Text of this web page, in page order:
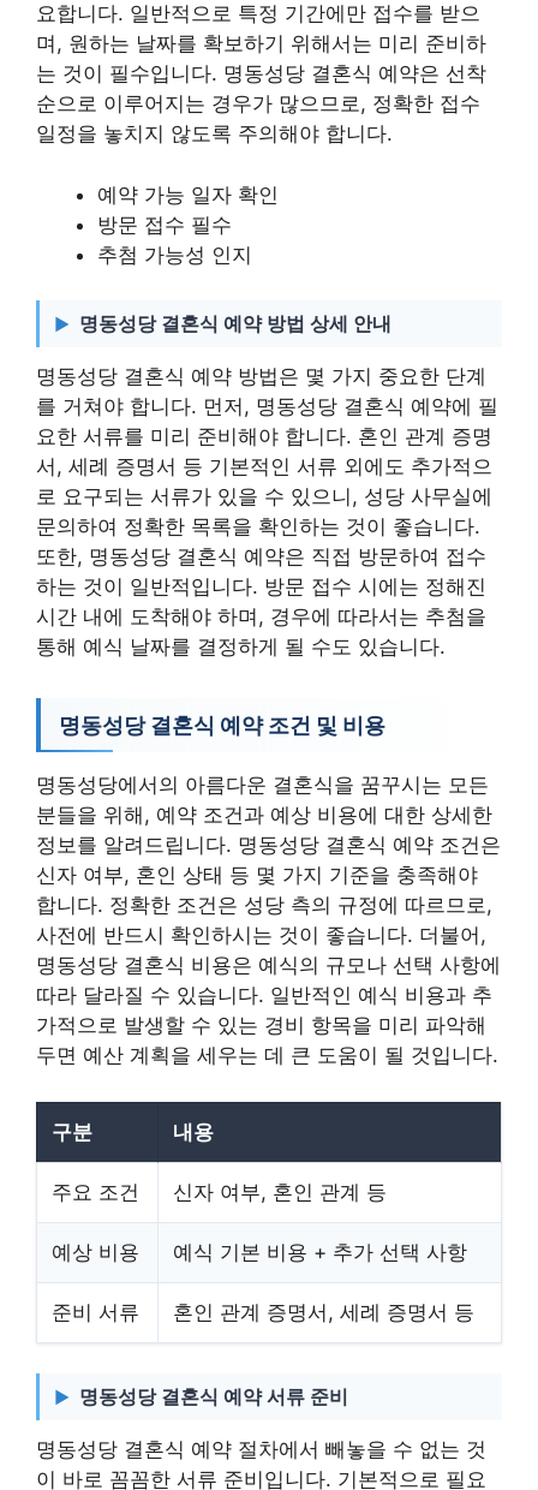
요합니다. 일반적으로 특정 기간에만 접수를 받으
며, 원하는 날짜를 확보하기 위해서는 미리 준비하
는 것이 필수입니다. 명동성당 결혼식 예약은 선착
순으로 이루어지는 경우가 많으므로, 정확한 접수
일정을 놓치지 않도록 주의해야 합니다.
예약 가능 일자 확인
방문 접수 필수
추첨 가능성 인지
명동성당 결혼식 예약 방법 상세 안내
명동성당 결혼식 예약 방법은 몇 가지 중요한 단계
를 거쳐야 합니다. 먼저, 명동성당 결혼식 예약에 필
요한 서류를 미리 준비해야 합니다. 혼인 관계 증명
서, 세례 증명서 등 기본적인 서류 외에도 추가적으
로 요구되는 서류가 있을 수 있으니, 성당 사무실에
문의하여 정확한 목록을 확인하는 것이 좋습니다.
또한, 명동성당 결혼식 예약은 직접 방문하여 접수
하는 것이 일반적입니다. 방문 접수 시에는 정해진
시간 내에 도착해야 하며, 경우에 따라서는 추첨을
통해 예식 날짜를 결정하게 될 수도 있습니다.
명동성당 결혼식 예약 조건 및 비용
명동성당에서의 아름다운 결혼식을 꿈꾸시는 모든
분들을 위해, 예약 조건과 예상 비용에 대한 상세한
정보를 알려드립니다. 명동성당 결혼식 예약 조건은
신자 여부, 혼인 상태 등 몇 가지 기준을 충족해야
합니다. 정확한 조건은 성당 측의 규정에 따르므로,
사전에 반드시 확인하시는 것이 좋습니다. 더불어,
명동성당 결혼식 비용은 예식의 규모나 선택 사항에
따라 달라질 수 있습니다. 일반적인 예식 비용과 추
가적으로 발생할 수 있는 경비 항목을 미리 파악해
두면 예산 계획을 세우는 데 큰 도움이 될 것입니다.
구분 내용
주요 조건 신자 여부, 혼인 관계 등
예상 비용 예식 기본 비용 + 추가 선택 사항
준비 서류 혼인 관계 증명서, 세례 증명서 등
명동성당 결혼식 예약 서류 준비
명동성당 결혼식 예약 절차에서 빼놓을 수 없는 것
이 바로 꼼꼼한 서류 준비입니다. 기본적으로 필요